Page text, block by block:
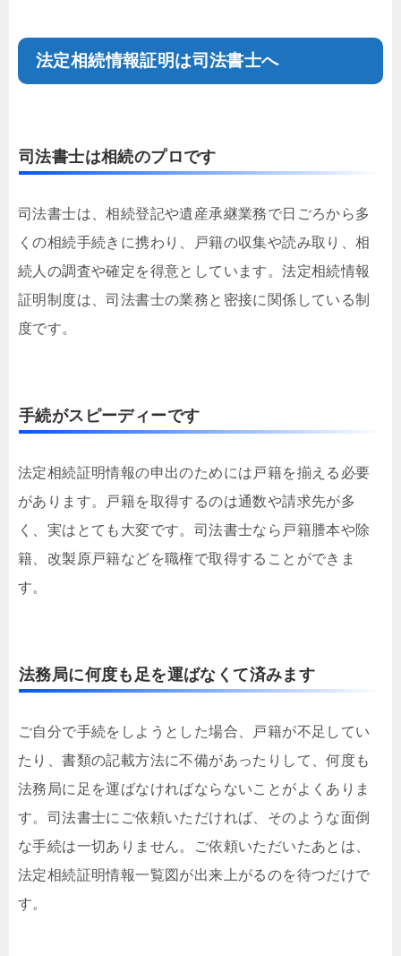
法定相続情報証明は司法書士へ
司法書士は相続のプロです
司法書士は、相続登記や遺産承継業務で日ごろから多
くの相続手続きに携わり、戸籍の収集や読み取り、相
続人の調査や確定を得意としています。法定相続情報
証明制度は、司法書士の業務と密接に関係している制
度です。
手続がスピーディーです
法定相続証明情報の申出のためには戸籍を揃える必要
があります。戸籍を取得するのは通数や請求先が多
く、実はとても大変です。司法書士なら戸籍謄本や除
籍、改製原戸籍などを職権で取得することができま
す。
法務局に何度も足を運ばなくて済みます
ご自分で手続をしようとした場合、戸籍が不足してい
たり、書類の記載方法に不備があったりして、何度も
法務局に足を運ばなければならないことがよくありま
す。司法書士にご依頼いただければ、そのような面倒
な手続は一切ありません。ご依頼いただいたあとは、
法定相続証明情報一覧図が出来上がるのを待つだけで
す。